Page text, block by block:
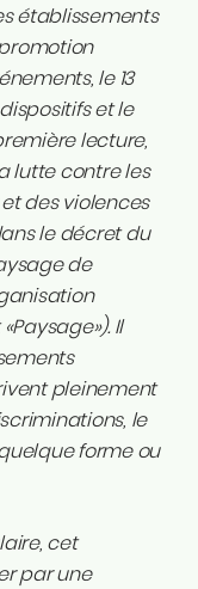
établissements
le 13
et le
lecture,
lutte contre les
des violences
le décret du
de
Il
pleinement
le
forme ou
cet
par une